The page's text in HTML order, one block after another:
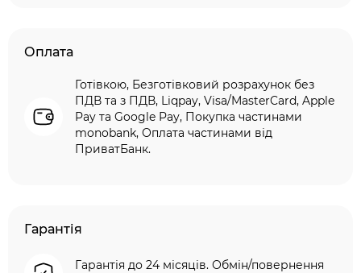
Оплата
Готівкою, Безготівковий розрахунок без
ПДВ та з ПДВ, Liqpay, Visa/MasterCard, Apple
Pay та Google Pay, Покупка частинами
monobank, Оплата частинами від
ПриватБанк.
Гарантія
Гарантія до 24 місяців. Обмін/повернення